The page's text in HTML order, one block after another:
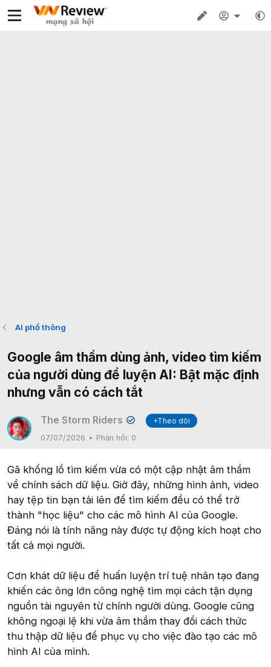
AI phổ thông
Google âm thầm dùng ảnh, video tìm kiếm
của người dùng để luyện AI: Bật mặc định
nhưng vẫn có cách tắt
The Storm Riders ✔
+Theo dõi
07/07/2026
Phản hồi: 0
Gã khổng lồ tìm kiếm vừa có một cập nhật âm thầm
về chính sách dữ liệu. Giờ đây, những hình ảnh, video
hay tệp tin bạn tải lên để tìm kiếm đều có thể trở
thành "học liệu" cho các mô hình AI của Google.
Đáng nói là tính năng này được tự động kích hoạt cho
tất cả mọi người.
Cơn khát dữ liệu để huấn luyện trí tuệ nhân tạo đang
khiến các ông lớn công nghệ tìm mọi cách tận dụng
nguồn tài nguyên từ chính người dùng. Google cũng
không ngoại lệ khi vừa âm thầm thay đổi cách thức
thu thập dữ liệu để phục vụ cho việc đào tạo các mô
hình AI của mình.